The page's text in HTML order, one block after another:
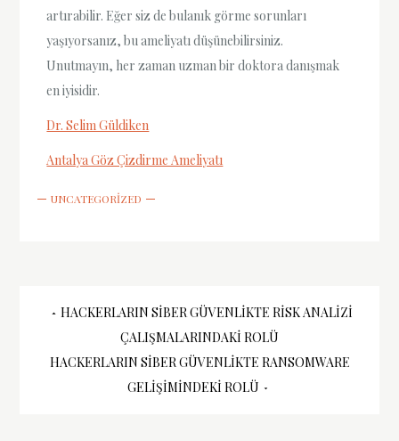
artırabilir. Eğer siz de bulanık görme sorunları
yaşıyorsanız, bu ameliyatı düşünebilirsiniz.
Unutmayın, her zaman uzman bir doktora danışmak
en iyisidir.
Dr. Selim Güldiken
Antalya Göz Çizdirme Ameliyatı
UNCATEGORIZED
Yazı
gezinmesi
HACKERLARIN SIBER GÜVENLIKTE RISK ANALIZI
ÇALIŞMALARINDAKI ROLÜ
HACKERLARIN SIBER GÜVENLIKTE RANSOMWARE
GELIŞIMINDEKI ROLÜ